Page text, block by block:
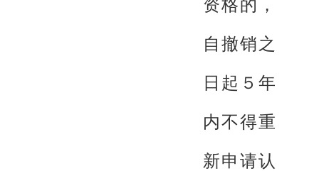
资格的，
自撤销之
日起５年
内不得重
新申请认